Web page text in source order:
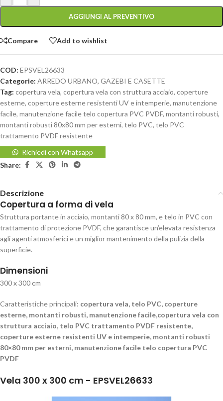
AGGIUNGI AL PREVENTIVO
Compare Add to wishlist
COD: EPSVEL26633
Categorie: ARREDO URBANO, GAZEBI E CASETTE
Tag: copertura vela, copertura vela con struttura acciaio, coperture
esterne, coperture esterne resistenti UV e intemperie, manutenzione
facile, manutenzione facile telo copertura PVC PVDF, montanti robusti,
montanti robusti 80x80 mm per esterni, telo PVC, telo PVC
trattamento PVDF resistente
Richiedi con Whatsapp
Share:
Descrizione
Copertura a forma di vela
Struttura portante in acciaio, montanti 80 x 80 mm, e telo in PVC con
trattamento di protezione PVDF, che garantisce un’elevata resistenza
agli agenti atmosferici e un miglior mantenimento della pulizia della
superficie.
Dimensioni
300 x 300 cm
Caratteristiche principali: copertura vela, telo PVC, coperture
esterne, montanti robusti, manutenzione facile,copertura vela con
struttura acciaio, telo PVC trattamento PVDF resistente,
coperture esterne resistenti UV e intemperie, montanti robusti
80×80 mm per esterni, manutenzione facile telo copertura PVC
PVDF
Vela 300 x 300 cm - EPSVEL26633